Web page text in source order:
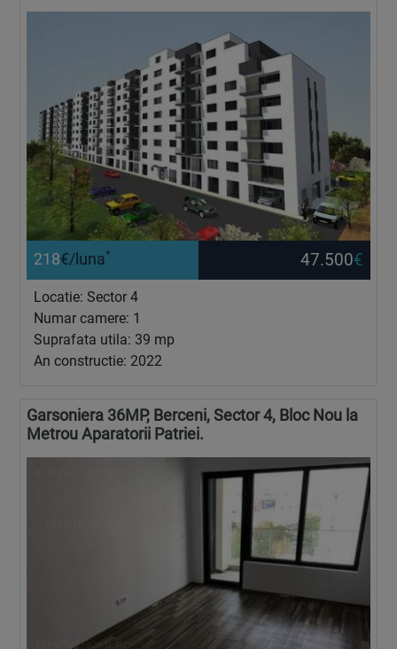
218€/luna* 47.500€
Locatie: Sector 4
Numar camere: 1
Suprafata utila: 39 mp
An constructie: 2022
Garsoniera 36MP, Berceni, Sector 4, Bloc Nou la
Metrou Aparatorii Patriei.